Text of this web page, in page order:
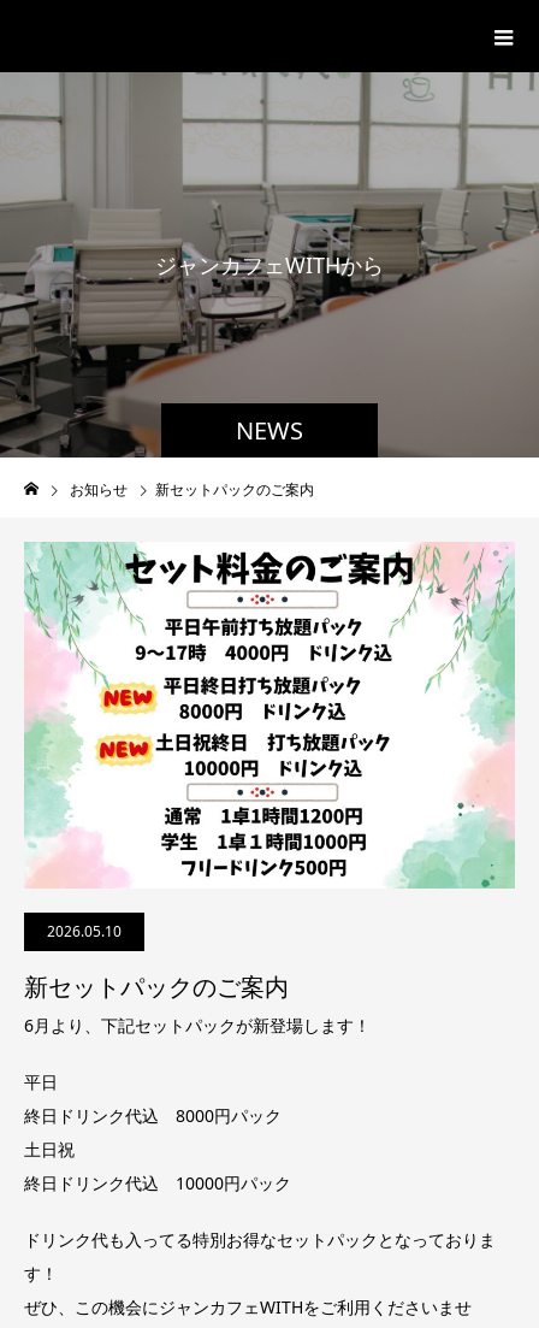
NEWS
ジャンカフェWITHからのお知
お知らせ 新セットパックのご案内
2026.05.10
新セットパックのご案内
6月より、下記セットパックが新登場します！
平日
終日ドリンク代込 8000円パック
土日祝
終日ドリンク代込 10000円パック
ドリンク代も入ってる特別お得なセットパックとなっておりま
す！
ぜひ、この機会にジャンカフェWITHをご利用くださいませ